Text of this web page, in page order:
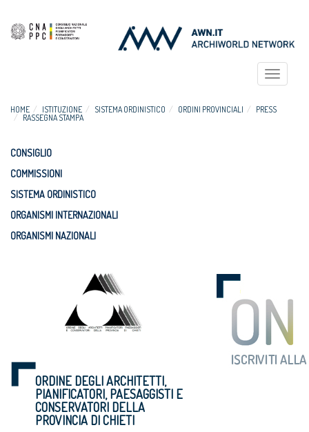
Toggle
HOME ISTITUZIONE SISTEMA ORDINISTICO ORDINI PROVINCIALI
PRESS
RASSEGNA STAMPA
CONSIGLIO
COMMISSIONI
SISTEMA ORDINISTICO
ORGANISMI INTERNAZIONALI
ORGANISMI NAZIONALI
ORDINE DEGLI ARCHITETTI,
PIANIFICATORI, PAESAGGISTI E
CONSERVATORI DELLA
PROVINCIA DI CHIETI